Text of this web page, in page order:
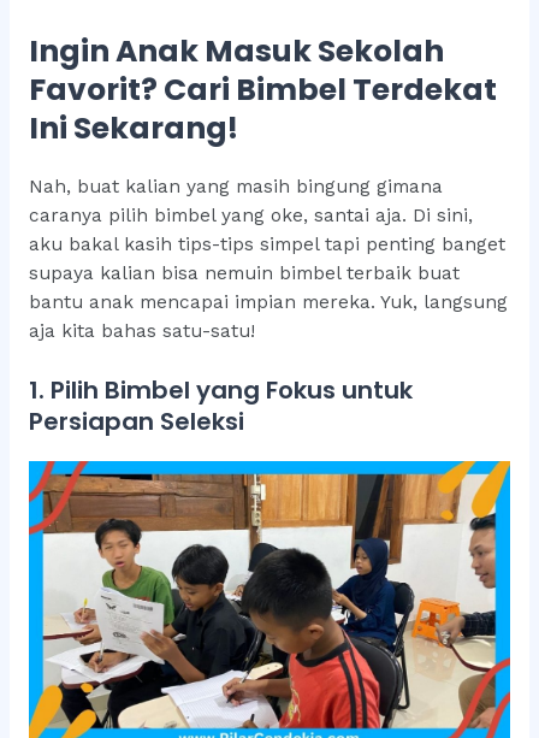
Ingin Anak Masuk Sekolah
Favorit? Cari Bimbel Terdekat
Ini Sekarang!
Nah, buat kalian yang masih bingung gimana
caranya pilih bimbel yang oke, santai aja. Di sini,
aku bakal kasih tips-tips simpel tapi penting banget
supaya kalian bisa nemuin bimbel terbaik buat
bantu anak mencapai impian mereka. Yuk, langsung
aja kita bahas satu-satu!
1. Pilih Bimbel yang Fokus untuk
Persiapan Seleksi